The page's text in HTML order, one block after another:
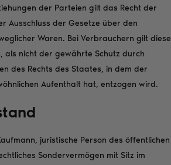
der Parteien gilt das Recht der
Ausschluss der Gesetze über den
Waren. Bei Verbrauchern gilt diese
als nicht der gewährte Schutz durch
des Rechts des Staates, in dem der
Aufenthalt hat, entzogen wird.
juristische Person des öffentlichen
Sondervermögen mit Sitz im